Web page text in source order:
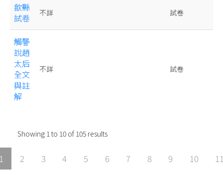
歙縣
試卷
不詳 試卷
觸讋
說趙
太后
全文
與註
解
不詳 試卷
Showing 1 to 10 of 105 results
2 3 4 5 6 7 8 9 10